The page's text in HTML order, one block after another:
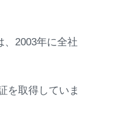
、2003年に全社
を取得していま